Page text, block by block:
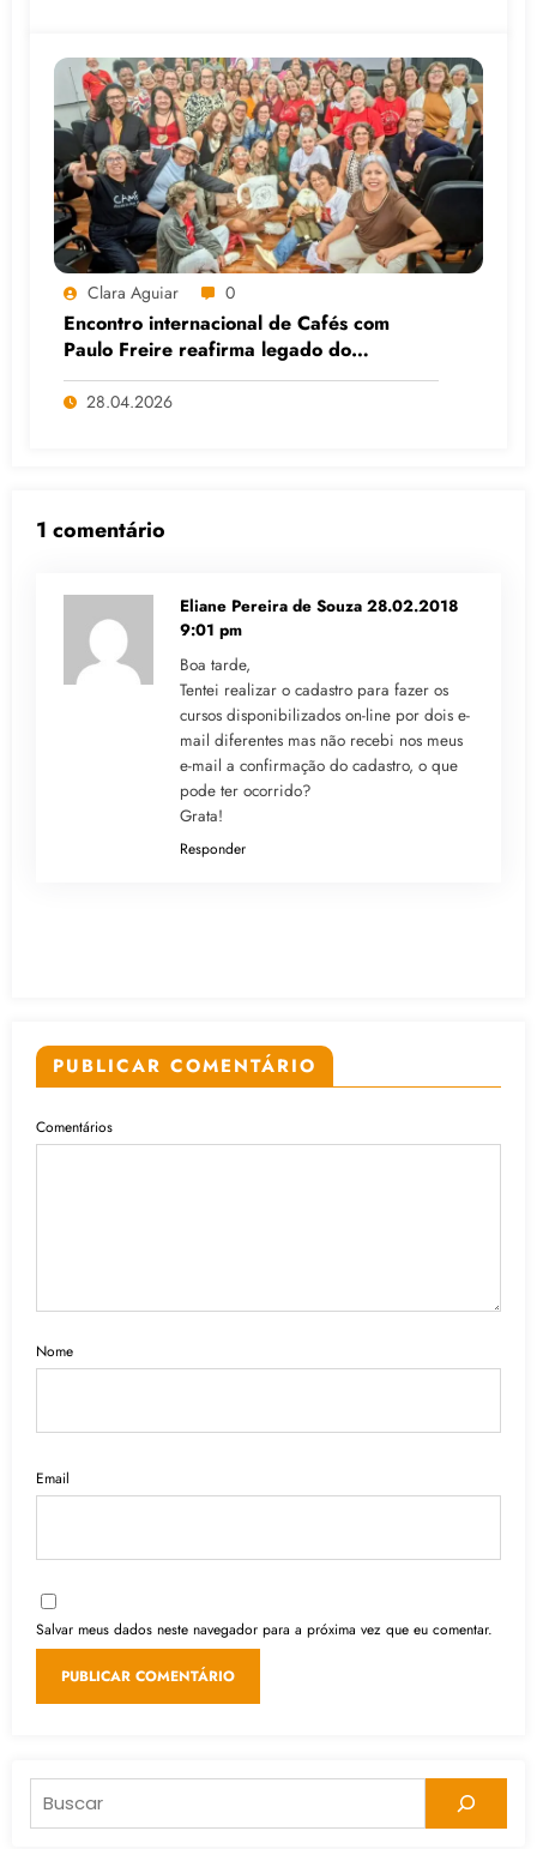
Clara Aguiar 0
Encontro internacional de Cafés com
Paulo Freire reafirma legado do
educador popular
28.04.2026
1 comentário
Eliane Pereira de Souza 28.02.2018
9:01 pm
Boa tarde,
Tentei realizar o cadastro para fazer os
cursos disponibilizados on-line por dois e-
mail diferentes mas não recebi nos meus
e-mail a confirmação do cadastro, o que
pode ter ocorrido?
Grata!
Responder
PUBLICAR COMENTÁRIO
Comentários
Nome
Email
Salvar meus dados neste navegador para a próxima vez que eu comentar.
Pesquisar